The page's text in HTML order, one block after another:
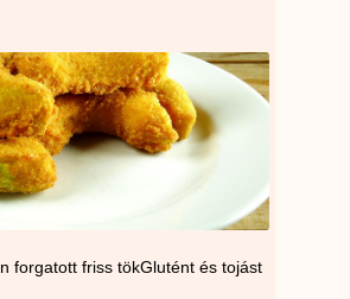
forgatott friss tökGlutént és tojást